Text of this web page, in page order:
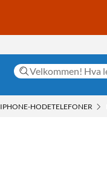
IPHONE-HODETELEFONER